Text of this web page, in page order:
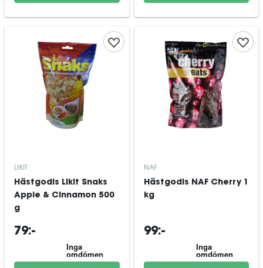
LIKIT
Hästgodis Likit Snaks
Apple & Cinnamon 500
g
79:-
NAF
Hästgodis NAF Cherry 1
kg
99:-